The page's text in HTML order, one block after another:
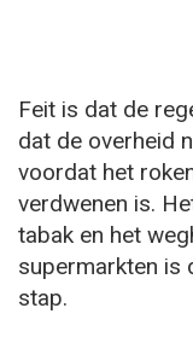
Feit is dat de
dat de overheid
voordat het
verdwenen is.
tabak en het
supermarkten is
stap.